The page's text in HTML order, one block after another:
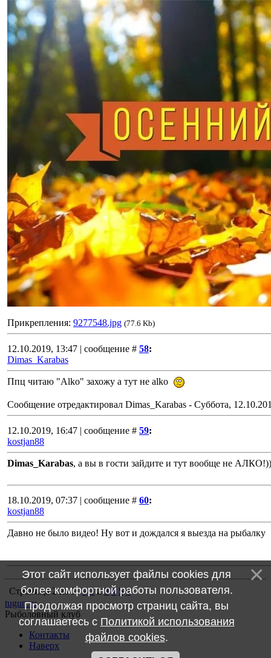
Прикрепления: 9277548.jpg (77.6 Kb)
12.10.2019, 13:47 | сообщение # 58:
Dimas_Karabas
Ппц читаю "Alko" захожу а тут не alko
Сообщение отредактировал Dimas_Karabas - Суббота,
12.10.2019, 16:47 | сообщение # 59:
kostjan88
Dimas_Karabas, а вы в гости зайдите и тут вообще не
18.10.2019, 07:37 | сообщение # 60:
kostjan88
Давно не было видео! Ну вот и дождался я выезда на рыбалку
Страница2из5 « 1 2 3 4 5 »
tugun.ru
Рыболовный клуб
Контакты
Наверх
Этот сайт использует файлы cookies для
более комфортной работы пользователя.
Продолжая просмотр страниц сайта, вы
соглашаетесь с Политикой использования
файлов cookies.